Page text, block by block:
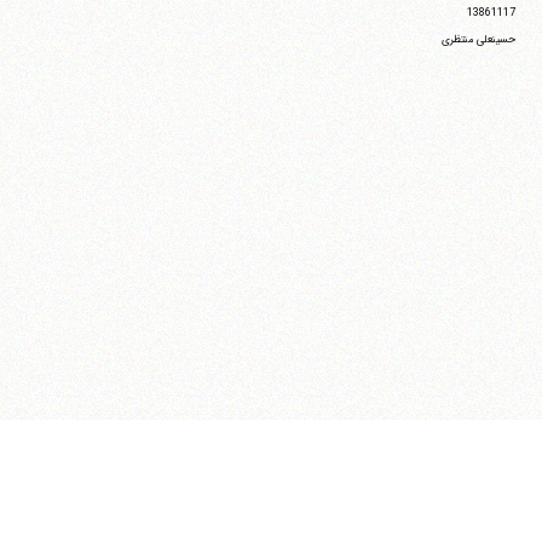
13861117
حسینعلی منتظری